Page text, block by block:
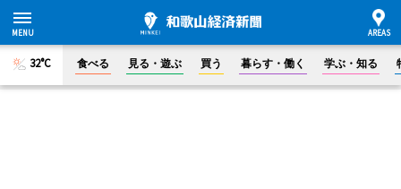
32°C 食べる 見る・遊ぶ 買う 暮らす・働く 学ぶ・知る